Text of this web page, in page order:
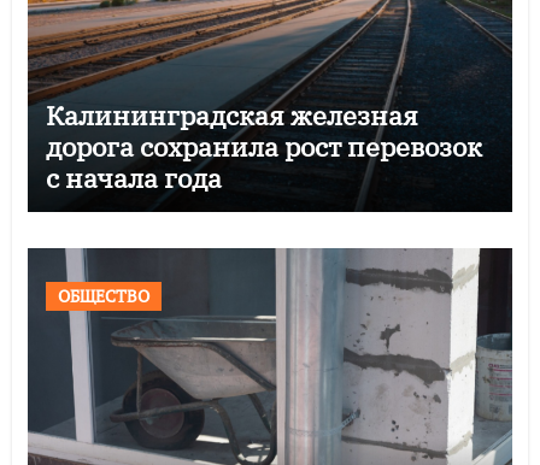
Калининградская железная
дорога сохранила рост перевозок
с начала года
ОБЩЕСТВО